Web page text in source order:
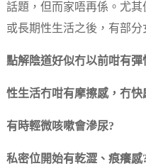
話題，但而家唔再係。尤其
或長期性生活之後，有部分
點解陰道好似冇以前咁有彈
性生活冇咁有摩擦感，冇快
有時輕微咳嗽會滲尿?
私密位開始有乾澀、痕癢感